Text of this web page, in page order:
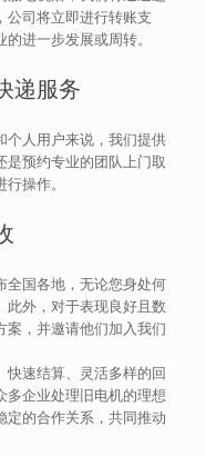
公司将立即进行转账支
进一步发展或周转。
递服务
个人用户来说，我们提供
预约专业的团队上门取
操作。
全国各地，无论您身处何
此外，对于表现良好且数
案，并邀请他们加入我们
快速结算、灵活多样的回
多企业处理旧电机的理想
定的合作关系，共同推动